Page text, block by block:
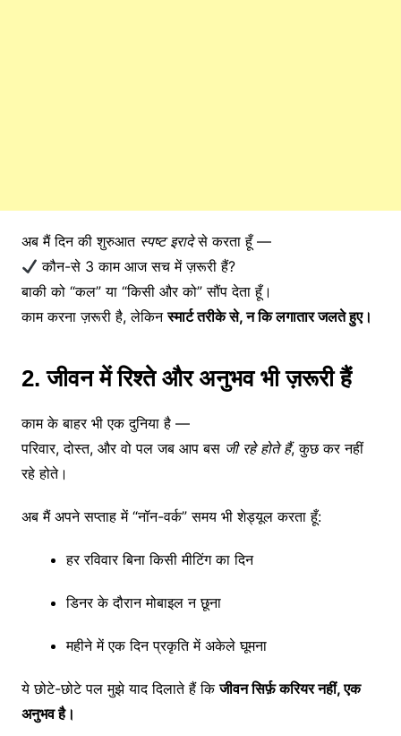
अब मैं दिन की शुरुआत स्पष्ट इरादेसे करता हूँ —
कौन-से 3 काम आज सच में ज़रूरी हैं?
बाकी को “कल” या “किसी और को” सौंप देता हूँ।
काम करना ज़रूरी है, लेकिनस्मार्ट तरीके से, न कि लगातार जलते हुए।
2. जीवन में रिश्ते और अनुभव भी ज़रूरी हैं
काम के बाहर भी एक दुनिया है —
परिवार, दोस्त, और वो पल जब आप बस जी रहे होते हैं, कुछ कर नहीं
रहे होते।
अब मैं अपने सप्ताह में “नॉन-वर्क” समय भी शेड्यूल करता हूँ:
हर रविवार बिना किसी मीटिंग का दिन
डिनर के दौरान मोबाइल न छूना
महीने में एक दिन प्रकृति में अकेले घूमना
ये छोटे-छोटे पल मुझे याद दिलाते हैं किजीवन सिर्फ़ करियर नहीं, एक
अनुभव है।